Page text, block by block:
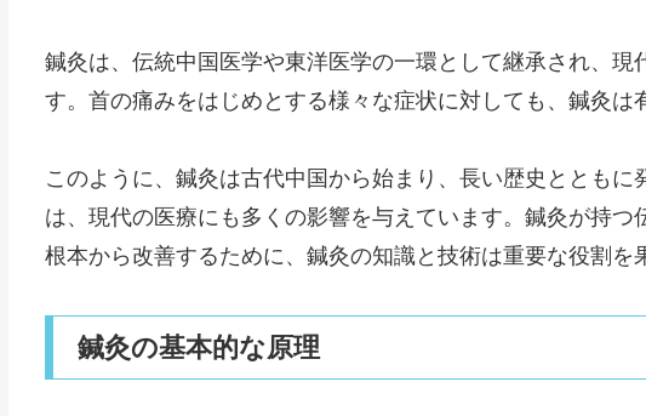
鍼灸は、伝統中国医学や東洋医学の一環として継承され、現
す。首の痛みをはじめとする様々な症状に対しても、鍼灸は
このように、鍼灸は古代中国から始まり、長い歴史ととも
は、現代の医療にも多くの影響を与えています。鍼灸が持
根本から改善するために、鍼灸の知識と技術は重要な役割を
鍼灸の基本的な原理